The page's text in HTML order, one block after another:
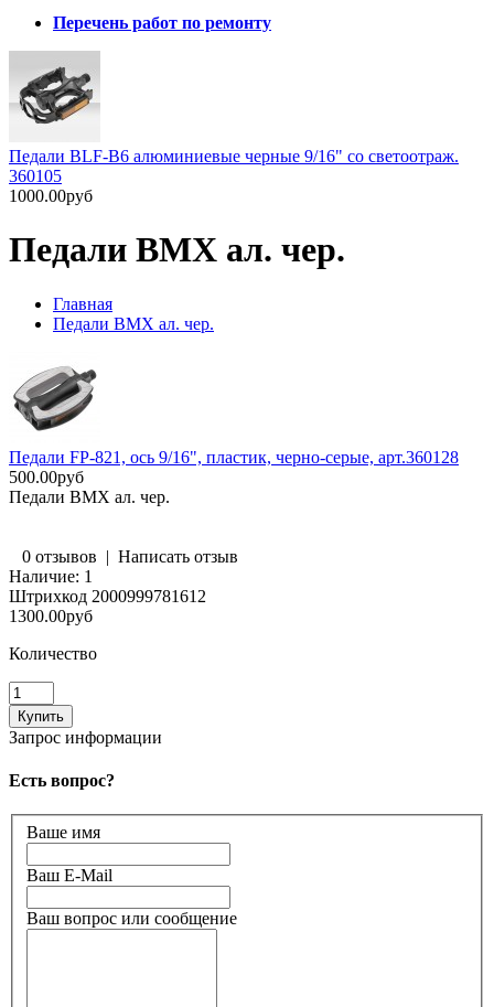
Перечень работ по ремонту
Педали BLF-B6 алюминиевые черные 9/16" со светоотраж.
360105
1000.00руб
Педали BMX ал. чер.
Главная
Педали BMX ал. чер.
Педали FP-821, ось 9/16", пластик, черно-серые, арт.360128
500.00руб
Педали BMX ал. чер.
0 отзывов | Написать отзыв
Наличие: 1
Штрихкод 2000999781612
1300.00руб
Количество
Запрос информации
Есть вопрос?
Ваше имя
Ваш E-Mail
Ваш вопрос или сообщение